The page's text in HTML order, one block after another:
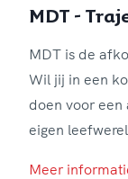
MDT -
MDT is de
Wil jij in een
doen voor een
eigen
Meer